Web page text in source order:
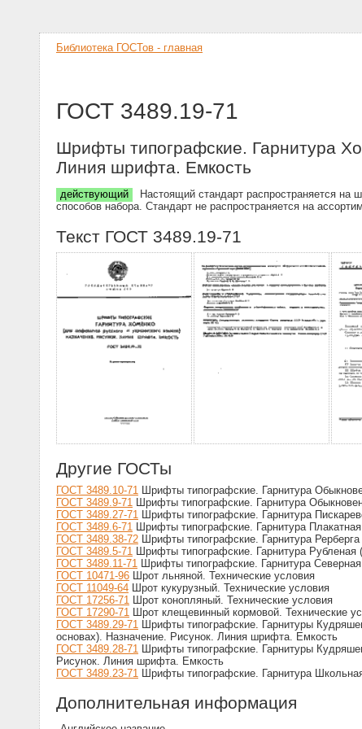
Библиотека ГОСТов - главная
ГОСТ 3489.19-71
Шрифты типографские. Гарнитура
Линия шрифта. Емкость
действующий
Настоящий стандарт распространяется на
способов набора. Стандарт не распространяется на
Текст ГОСТ 3489.19-71
Другие ГОСТы
ГОСТ 3489.10-71 Шрифты типографские. Гарнитура
ГОСТ 3489.9-71 Шрифты типографские. Гарнитура
ГОСТ 3489.27-71 Шрифты типографские. Гарнитура
ГОСТ 3489.6-71 Шрифты типографские. Гарнитура
ГОСТ 3489.38-72 Шрифты типографские. Гарнитура
ГОСТ 3489.5-71 Шрифты типографские. Гарнитура
ГОСТ 3489.11-71 Шрифты типографские. Гарнитура
ГОСТ 10471-96 Шрот льняной. Технические условия
ГОСТ 11049-64 Шрот кукурузный. Технические условия
ГОСТ 17256-71 Шрот конопляный. Технические условия
ГОСТ 17290-71 Шрот клещевинный кормовой. Технические
ГОСТ 3489.29-71 Шрифты типографские. Гарнитуры
основах). Назначение. Рисунок. Линия шрифта. Емкость
ГОСТ 3489.28-71 Шрифты типографские. Гарнитуры
Рисунок. Линия шрифта. Емкость
ГОСТ 3489.23-71 Шрифты типографские. Гарнитура
Дополнительная информация